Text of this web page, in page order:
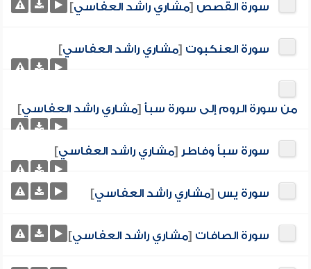
سورة القصص [مشاري راشد العفاسي]
سورة العنكبوت [مشاري راشد العفاسي]
من سورة الروم إلى سورة سبأ [مشاري راشد العفاسي]
سورة سبأ وفاطر [مشاري راشد العفاسي]
سورة يس [مشاري راشد العفاسي]
سورة الصافات [مشاري راشد العفاسي]